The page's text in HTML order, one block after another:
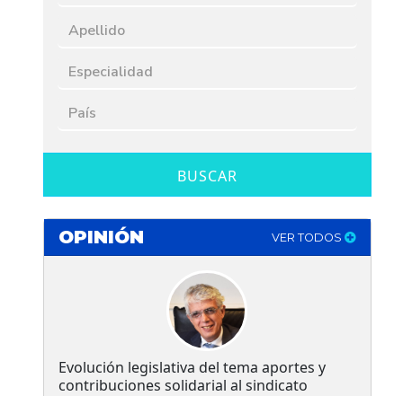
BUSCAR
OPINIÓN VER TODOS
Evolución legislativa del tema aportes y
contribuciones solidarial al sindicato